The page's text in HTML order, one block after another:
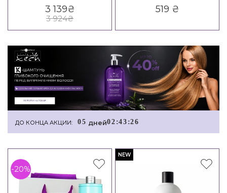
3 139₴
3 924₴
519 ₴
ДО КОНЦА АКЦИИ: 05 дней02 :43 :25
-20%
NEW